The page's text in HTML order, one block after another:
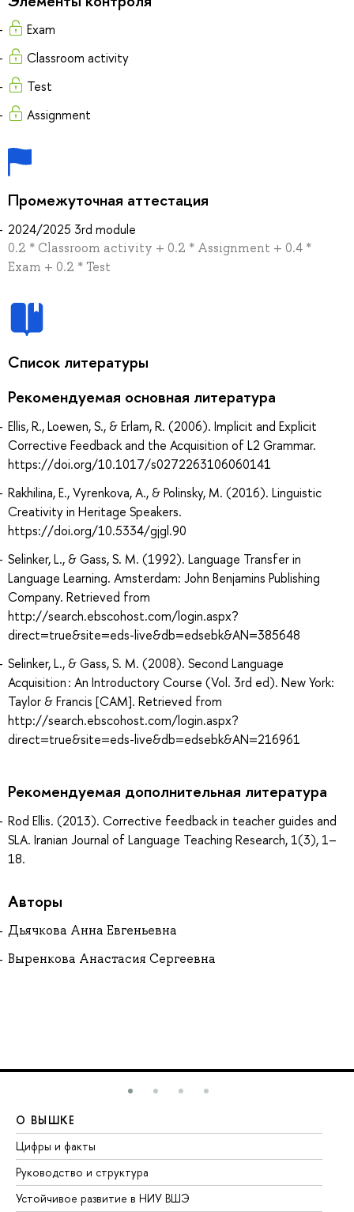
Exam
Classroom activity
Test
Assignment
Промежуточная аттестация
2024/2025 3rd module
0.2 * Classroom activity + 0.2 * Assignment + 0.4 *
Exam + 0.2 * Test
Список литературы
Рекомендуемая основная литература
Ellis, R., Loewen, S., & Erlam, R. (2006). Implicit and Explicit
Corrective Feedback and the Acquisition of L2 Grammar.
https://doi.org/10.1017/s0272263106060141
Rakhilina, E., Vyrenkova, A., & Polinsky, M. (2016). Linguistic
Creativity in Heritage Speakers.
https://doi.org/10.5334/gjgl.90
Selinker, L., & Gass, S. M. (1992). Language Transfer in
Language Learning. Amsterdam: John Benjamins Publishing
Company. Retrieved from
http://search.ebscohost.com/login.aspx?
direct=true&site=eds-live&db=edsebk&AN=385648
Selinker, L., & Gass, S. M. (2008). Second Language
Acquisition : An Introductory Course (Vol. 3rd ed). New York:
Taylor & Francis [CAM]. Retrieved from
http://search.ebscohost.com/login.aspx?
direct=true&site=eds-live&db=edsebk&AN=216961
Рекомендуемая дополнительная литература
Rod Ellis. (2013). Corrective feedback in teacher guides and
SLA. Iranian Journal of Language Teaching Research, 1(3), 1–
18.
Авторы
Дьячкова Анна Евгеньевна
Выренкова Анастасия Сергеевна
О ВЫШКЕ
Цифры и факты
Руководство и структура
Устойчивое развитие в НИУ ВШЭ